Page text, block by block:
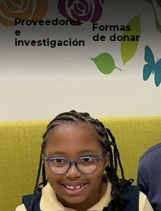
Proveedores
e
investigación
Formas
de donar